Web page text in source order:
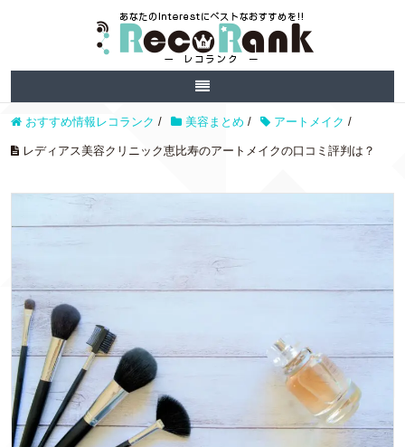
おすすめ情報レコランク / 美容まとめ / アートメイク /
レディアス美容クリニック恵比寿のアートメイクの口コミ評判は？